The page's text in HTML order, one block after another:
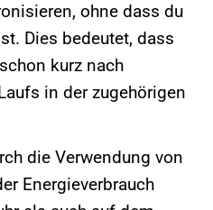
ohne dass du
Dies bedeutet, dass
kurz nach
in der zugehörigen
die Verwendung von
Energieverbrauch